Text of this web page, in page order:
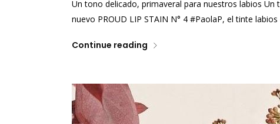
Un tono delicado, primaveral para nuestros labios
nuevo PROUD LIP STAIN N° 4 #PaolaP, el tinte
Continue reading